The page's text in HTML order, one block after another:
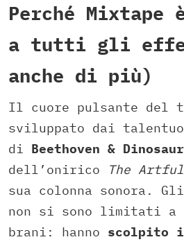
Perché Mixtape
a tutti gli
anche di più)
Il cuore pulsante del
sviluppato dai
di Beethoven & Dinosaur
dell’onirico
The Artful
sua colonna sonora.
non si sono limitati a
brani: hanno scolpito